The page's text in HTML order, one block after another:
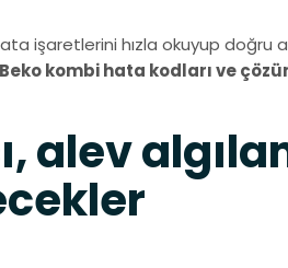
işaretlerini hızla okuyup doğru
Beko kombi hata kodları ve
alev